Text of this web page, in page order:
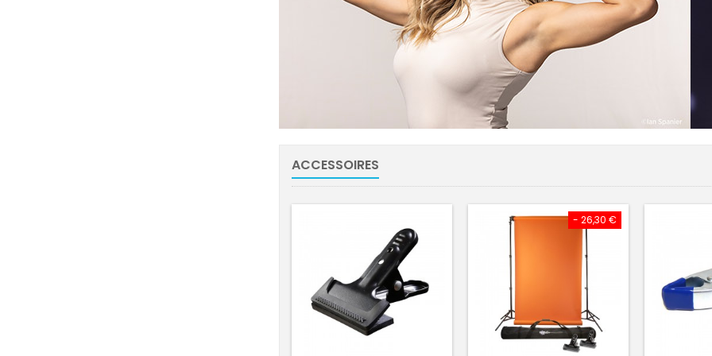
ACCESSOIRES
- 26,30 €